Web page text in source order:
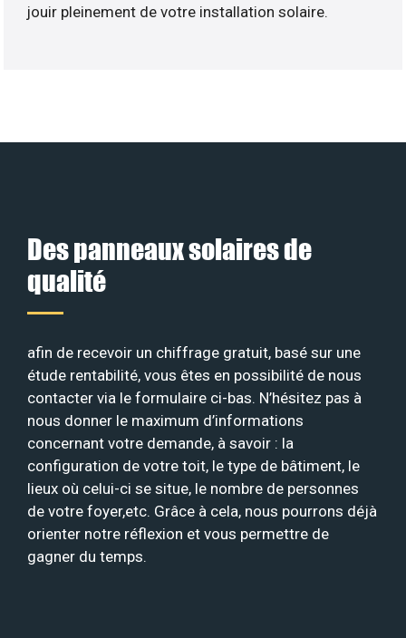
jouir pleinement de votre installation solaire.
Des panneaux solaires de
qualité
afin de recevoir un chiffrage gratuit, basé sur une
étude rentabilité, vous êtes en possibilité de nous
contacter via le formulaire ci-bas. N’hésitez pas à
nous donner le maximum d’informations
concernant votre demande, à savoir : la
configuration de votre toit, le type de bâtiment, le
lieux où celui-ci se situe, le nombre de personnes
de votre foyer,etc. Grâce à cela, nous pourrons déjà
orienter notre réflexion et vous permettre de
gagner du temps.